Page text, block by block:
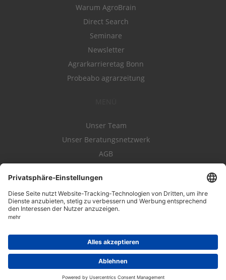
Warum AgroBrain
Direct Search
Seminare
Newsletter
Agrarkarrieretag Bonn
Probeabo agrarzeitung
Unser Team
Unser Beratungsnetzwerk
AGB
Datenschutz
Impressum
Kontakt
Entwickelt durchJOBIQO